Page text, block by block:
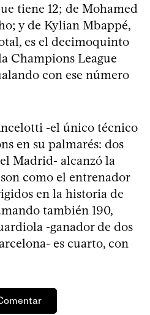
tiene 12; de Mohamed
y de Kylian Mbappé,
es el decimoquinto
Champions League
con ese número
-el único técnico
en su palmarés: dos
Madrid- alcanzó la
como el entrenador
en la historia de
también 190,
-ganador de dos
es cuarto, con